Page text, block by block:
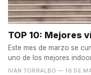
TOP 10: Mejores
Este mes de marzo se
uno de los mejores
IVÁN TORRALBO — 16 DE